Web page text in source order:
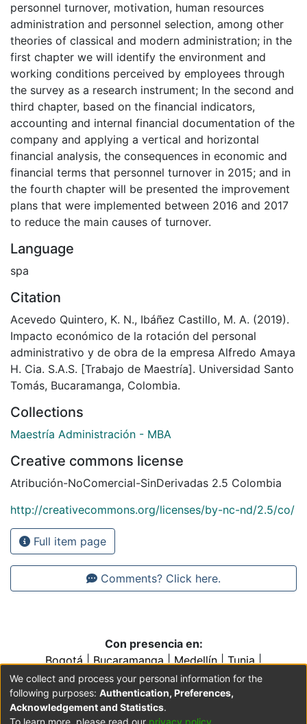
personnel turnover, motivation, human resources
administration and personnel selection, among other
theories of classical and modern administration; in the
first chapter we will identify the environment and
working conditions perceived by employees through
the survey as a research instrument; In the second and
third chapter, based on the financial indicators,
accounting and internal financial documentation of the
company and applying a vertical and horizontal
financial analysis, the consequences in economic and
financial terms that personnel turnover in 2015; and in
the fourth chapter will be presented the improvement
plans that were implemented between 2016 and 2017
to reduce the main causes of turnover.
Language
spa
Citation
Acevedo Quintero, K. N., Ibáñez Castillo, M. A. (2019).
Impacto económico de la rotación del personal
administrativo y de obra de la empresa Alfredo Amaya
H. Cia. S.A.S. [Trabajo de Maestría]. Universidad Santo
Tomás, Bucaramanga, Colombia.
Collections
Maestría Administración - MBA
Creative commons license
Atribución-NoComercial-SinDerivadas 2.5 Colombia
http://creativecommons.org/licenses/by-nc-nd/2.5/co/
Full item page
Comments? Click here.
Con presencia en:
Bogotá|Bucaramanga|Medellín|Tunja|
Villavicencio|Conventos y Colegios de la Orden de
Predicadores
We collect and process your personal information for the
following purposes: Authentication, Preferences,
Acknowledgement and Statistics.
To learn more, please read our privacy policy